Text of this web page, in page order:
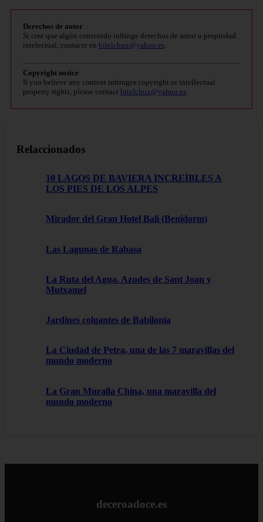
Derechos de autor
Si cree que algún contenido infringe derechos de autor o propiedad
intelectual, contacte en bitelchux@yahoo.es
Copyright notice
If you believe any content infringes copyright or intellectual
property rights, please contact bitelchux@yahoo.es
Relaccionados
10 LAGOS DE BAVIERA INCREÍBLES A
LOS PIES DE LOS ALPES
Mirador del Gran Hotel Bali (Benidorm)
Las Lagunas de Rabasa
La Ruta del Agua. Azudes de Sant Joan y
Mutxamel
Jardines colgantes de Babilonia
La Ciudad de Petra, una de las 7 maravillas del
mundo moderno
La Gran Muralla China, una maravilla del
mundo moderno
deceroadoce.es